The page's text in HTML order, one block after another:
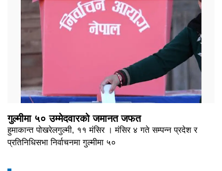
गुल्मीमा ५० उम्मेदवारको जमानत जफत
हुमाकान्त पोखरेलगुल्मी, ११ मंसिर । मंसिर ४ गते सम्पन्न प्रदेश र
प्रतिनिधिसभा निर्वाचनमा गुल्मीमा ५०